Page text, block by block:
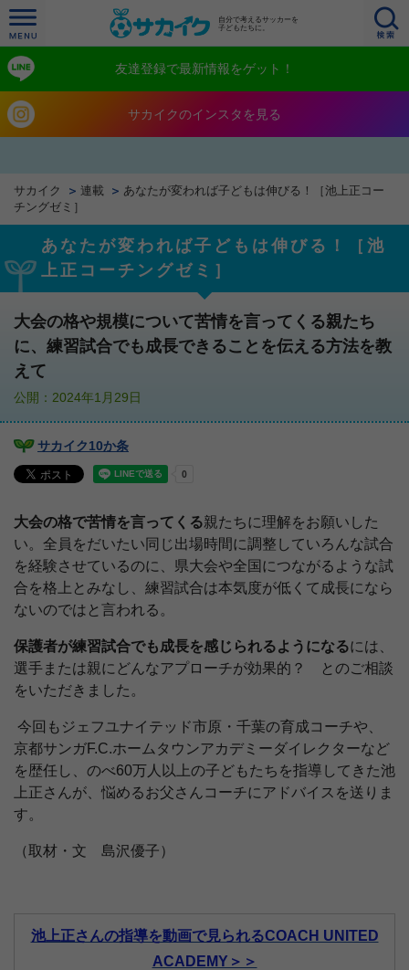
自分で考えるサッカーを
子どもたちに。
友達登録で最新情報をゲット！
サカイクのインスタを見る
サカイク 連載
あなたが変われば子どもは伸びる！［池上正コー
チングゼミ］
あなたが変われば子どもは伸びる！［池
上正コーチングゼミ］
大会の格や規模について苦情を言ってくる親たち
に、練習試合でも成長できることを伝える方法を教
えて
公開：2024年1月29日
サカイク10か条
大会の格で苦情を言ってくる親たちに理解をお願いした
い。全員をだいたい同じ出場時間に調整していろんな試合
を経験させているのに、県大会や全国につながるような試
合を格上とみなし、練習試合は本気度が低くて成長になら
ないのではと言われる。
保護者が練習試合でも成長を感じられるようになるには、
選手または親にどんなアプローチが効果的？ とのご相談
をいただきました。
今回もジェフユナイテッド市原・千葉の育成コーチや、
京都サンガF.C.ホームタウンアカデミーダイレクターなど
を歴任し、のべ60万人以上の子どもたちを指導してきた池
上正さんが、悩めるお父さんコーチにアドバイスを送りま
す。
（取材・文 島沢優子）
池上正さんの指導を動画で見られるCOACH UNITED
ACADEMY＞＞